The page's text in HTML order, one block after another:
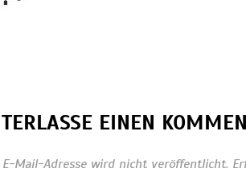
EINEN
E-Mail-Adresse wird nicht veröffentlicht.